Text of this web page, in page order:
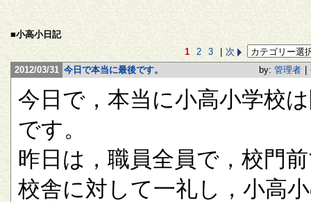
■小高小日記
1
2 3
次
2012/03/31 今日で本当に最後です。 by: 管理者
今日で，本当に小高小学校
です。
昨日は，職員全員で，校門
校舎に対して一礼し，小高